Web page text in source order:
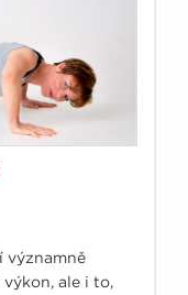
významně
ale i to,